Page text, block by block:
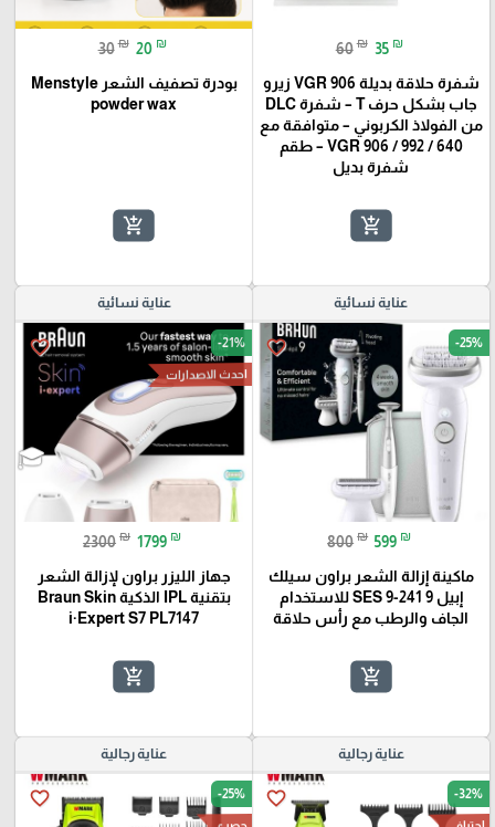
60 ₪ 35 ₪
شفرة حلاقة بديلة VGR 906 زيرو
جاب بشكل حرف T – شفرة DLC
من الفولاذ الكربوني – متوافقة مع
VGR 906 / 992 / 640 – طقم
شفرة بديل
add_shopping_cart
30 ₪ 20 ₪
بودرة تصفيف الشعر Menstyle
powder wax
add_shopping_cart
عناية نسائية
favorite_border -25%
800 ₪ 599 ₪
ماكينة إزالة الشعر براون سيلك
إبيل 9 SES 9-241 للاستخدام
الجاف والرطب مع رأس حلاقة
add_shopping_cart
عناية نسائية
favorite_border -21%
احدث الاصدارات
2300 ₪ 1799 ₪
جهاز الليزر براون لإزالة الشعر
بتقنية IPL الذكية Braun Skin
i·Expert S7 PL7147
add_shopping_cart
عناية رجالية
favorite_border -32%
احترافي
عناية رجالية
favorite_border -25%
حصري